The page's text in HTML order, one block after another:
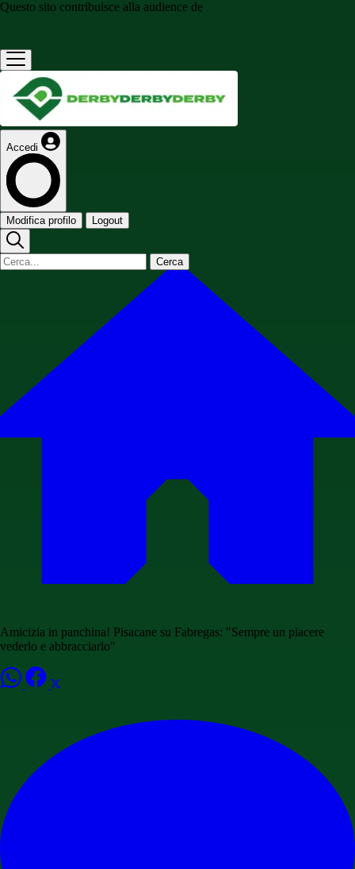
Questo sito contribuisce alla audience de
Accedi
Modifica profilo Logout
Cerca
Amicizia in panchina! Pisacane su Fabregas: "Sempre un piacere
vederlo e abbracciarlo"